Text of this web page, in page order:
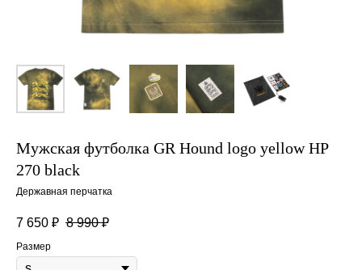
Мужская футболка GR Hound logo yellow HP
270 black
Державная перчатка
7 650 ₽ 8 990 ₽
Размер